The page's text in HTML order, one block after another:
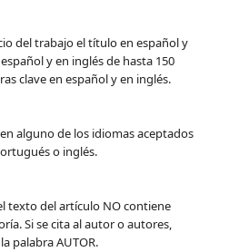
del trabajo el título en español y
y en inglés de hasta 150
clave en español y en inglés.
alguno de los idiomas aceptados
o inglés.
texto del artículo NO contiene
Si se cita al autor o autores,
palabra AUTOR.